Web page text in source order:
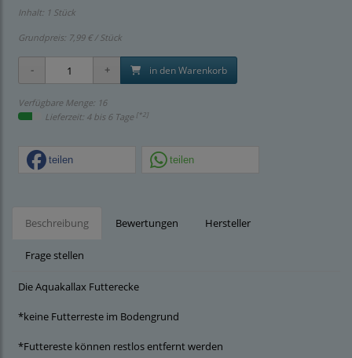
Inhalt: 1 Stück
Grundpreis: 7,99 € / Stück
in den Warenkorb
Verfügbare Menge: 16
Lieferzeit: 4 bis 6 Tage [*2]
teilen teilen
Beschreibung Bewertungen Hersteller
Frage stellen
Die Aquakallax Futterecke
*keine Futterreste im Bodengrund
*Futtereste können restlos entfernt werden